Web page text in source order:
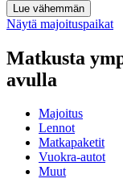
Lue vähemmän
Näytä majoituspaikat
Matkusta
avulla
Majoitus
Lennot
Matkapaketit
Vuokra-autot
Muut